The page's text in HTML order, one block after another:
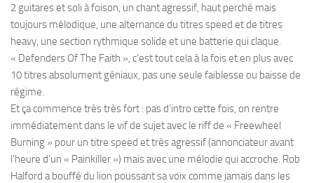
2 guitares et soli à foison, un chant agressif, haut perché mais
toujours mélodique, une alternance du titres speed et de titres
heavy, une section rythmique solide et une batterie qui claque.
« Defenders Of The Faith », c’est tout cela à la fois et en plus avec
10 titres absolument géniaux, pas une seule faiblesse ou baisse de
régime.
Et ça commence très très fort : pas d’intro cette fois, on rentre
immédiatement dans le vif de sujet avec le riff de « Freewheel
Burning » pour un titre speed et très agressif (annonciateur avant
l’heure d’un « Painkiller ») mais avec une mélodie qui accroche. Rob
Halford a bouffé du lion poussant sa voix comme jamais dans les